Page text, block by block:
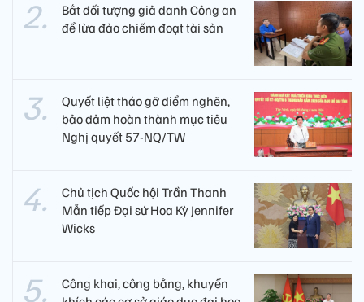
Bắt đối tượng giả danh Công an
để lừa đảo chiếm đoạt tài sản
Quyết liệt tháo gỡ điểm nghẽn,
bảo đảm hoàn thành mục tiêu
Nghị quyết 57-NQ/TW
Chủ tịch Quốc hội Trần Thanh
Mẫn tiếp Đại sứ Hoa Kỳ Jennifer
Wicks
Công khai, công bằng, khuyến